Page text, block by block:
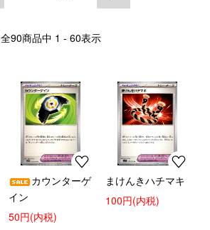
全90商品中 1 - 60表示
カウンターゲ
イン
50円(内税)
まけんきハチマキ
100円(内税)